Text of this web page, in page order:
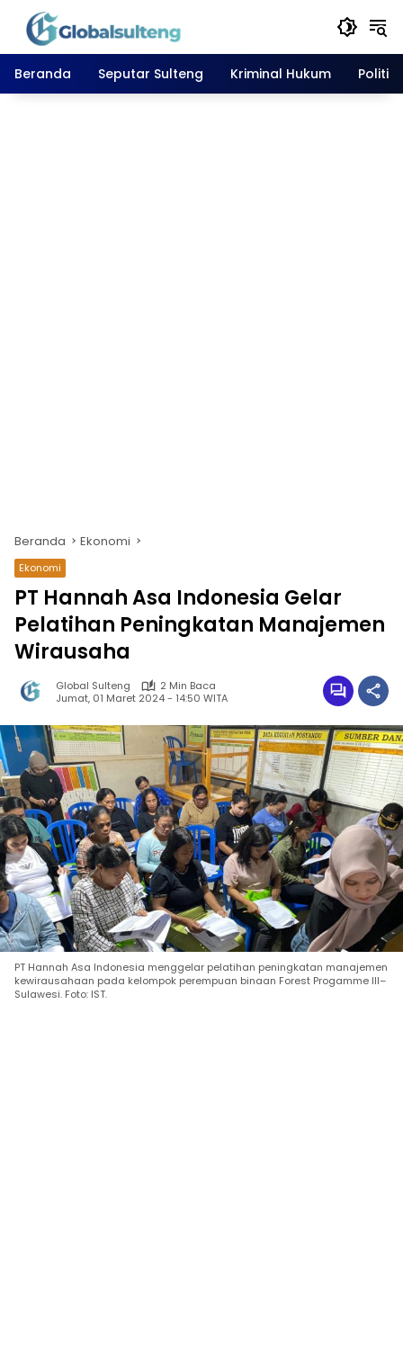
Langsung
konten
Beranda
Seputar Sulteng Kriminal Hukum Politik
Beranda Ekonomi
Ekonomi
PT Hannah Asa Indonesia Gelar
Pelatihan Peningkatan Manajemen
Wirausaha
Global Sulteng
2 Min Baca
Jumat, 01 Maret 2024 - 14:50 WITA
PT Hannah Asa Indonesia menggelar pelatihan peningkatan manajemen
kewirausahaan pada kelompok perempuan binaan Forest Progamme III–
Sulawesi. Foto: IST.